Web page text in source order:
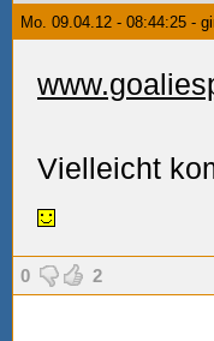
Mo. 09.04.12 - 08:44:25 -
Vielleicht
0 2